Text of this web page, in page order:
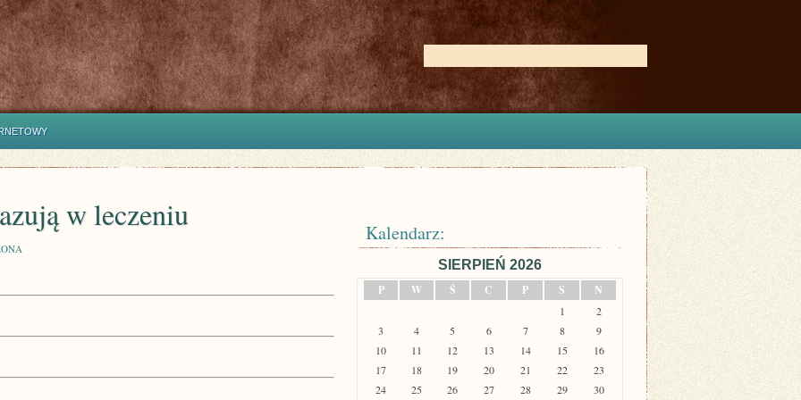
w leczeniu Kalendarz:
SIERPIEŃ 2026
P
W Ś C P S N
1
2
3
4 5 6 7 8
9
10
11 12 13 14 15
16
17
18 19 20 21 22
23
24
25 26 27 28 29
30